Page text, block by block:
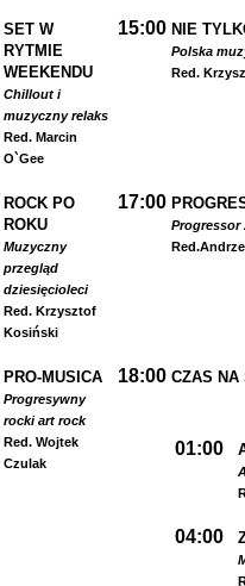
SET W
RYTMIE
WEEKENDU
Chillout i
muzyczny relaks
Red. Marcin
O`Gee
15:00 NIE
Polska
Red.
ROCK PO
ROKU
Muzyczny
przegląd
dziesięcioleci
Red. Krzysztof
Kosiński
17:00
Progressor
Red.
PRO-MUSICA
Progresywny
rocki art rock
Red. Wojtek
Czulak
18:00 CZAS NA
01:00
04:00